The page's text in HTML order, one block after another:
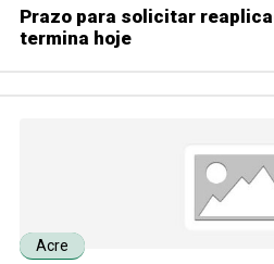
Prazo para solicitar
termina hoje
Acre